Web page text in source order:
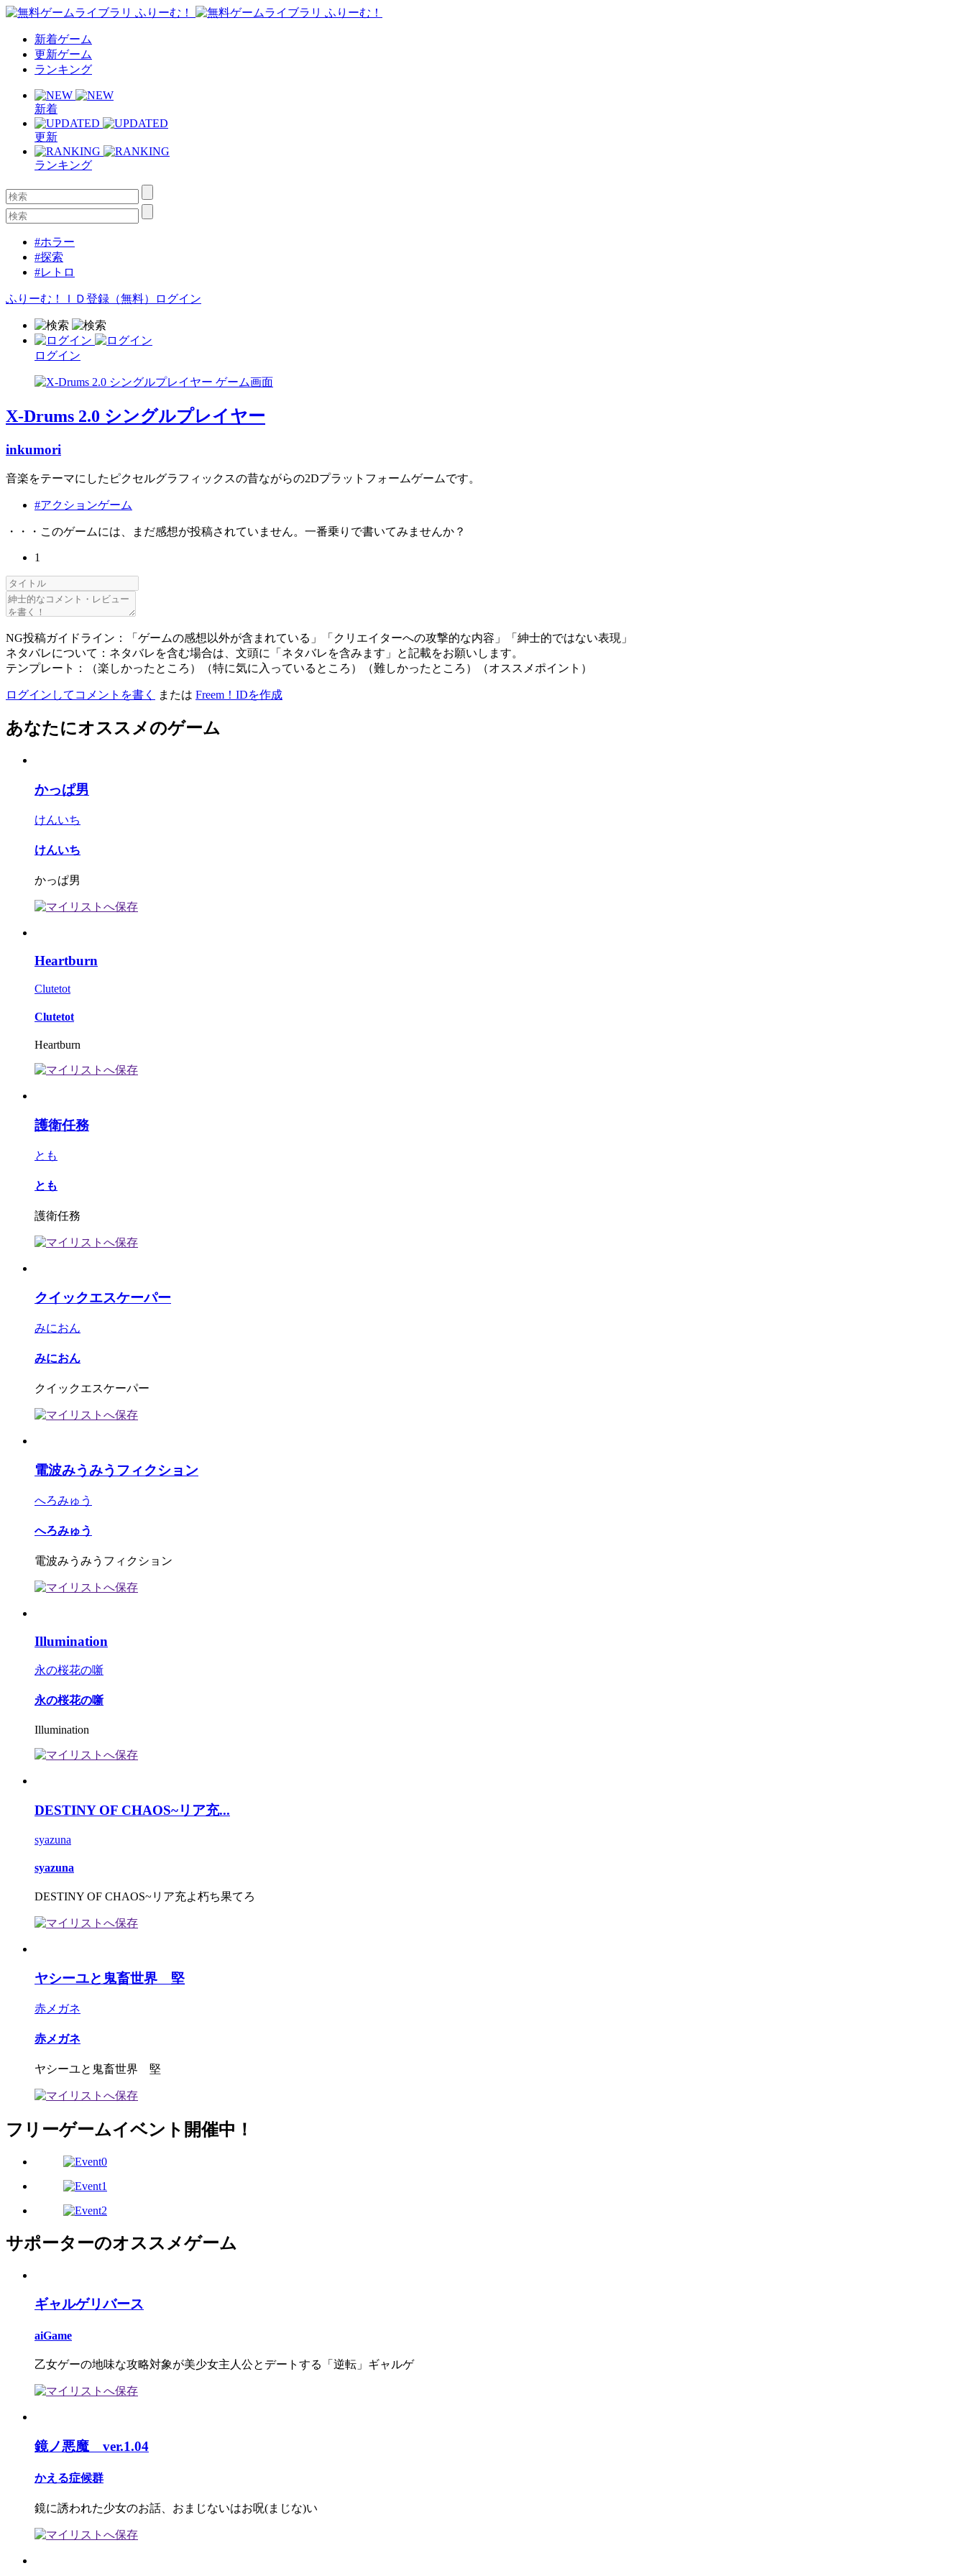
新着ゲーム
更新ゲーム
ランキング
新着
更新
ランキング
#ホラー
#探索
#レトロ
ふりーむ！ＩＤ登録（無料） ログイン
ログイン
X-Drums 2.0 シングルプレイヤー
inkumori
音楽をテーマにしたピクセルグラフィックスの昔ながらの2Dプラットフォームゲームです。
#アクションゲーム
・・・このゲームには、まだ感想が投稿されていません。一番乗りで書いてみませんか？
1
NG投稿ガイドライン：「ゲームの感想以外が含まれている」「クリエイターへの攻撃的な内容」「紳士的ではない表現」
ネタバレについて：ネタバレを含む場合は、文頭に「ネタバレを含みます」と記載をお願いします。
テンプレート：（楽しかったところ）（特に気に入っているところ）（難しかったところ）（オススメポイント）
ログインしてコメントを書く または Freem！IDを作成
あなたにオススメのゲーム
かっぱ男
けんいち
けんいち
かっぱ男
Heartburn
Clutetot
Clutetot
Heartburn
護衛任務
とも
とも
護衛任務
クイックエスケーパー
みにおん
みにおん
クイックエスケーパー
電波みうみうフィクション
へろみゅう
へろみゅう
電波みうみうフィクション
Illumination
永の桜花の噺
永の桜花の噺
Illumination
DESTINY OF CHAOS~リア充...
syazuna
syazuna
DESTINY OF CHAOS~リア充よ朽ち果てろ
ヤシーユと鬼畜世界 堅
赤メガネ
赤メガネ
ヤシーユと鬼畜世界 堅
フリーゲームイベント開催中！
サポーターのオススメゲーム
ギャルゲリバース
aiGame
乙女ゲーの地味な攻略対象が美少女主人公とデートする「逆転」ギャルゲ
鏡ノ悪魔 ver.1.04
かえる症候群
鏡に誘われた少女のお話、おまじないはお呪(まじな)い